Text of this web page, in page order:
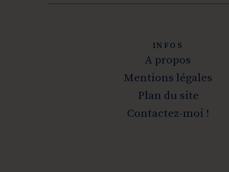
INFOS
A propos
Mentions légales
Plan du site
Contactez-moi !